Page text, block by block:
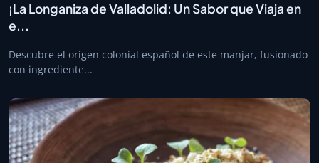
¡La Longaniza de Valladolid: Un Sabor que Viaja en
e...
Descubre el origen colonial español de este manjar, fusionado
con ingrediente...